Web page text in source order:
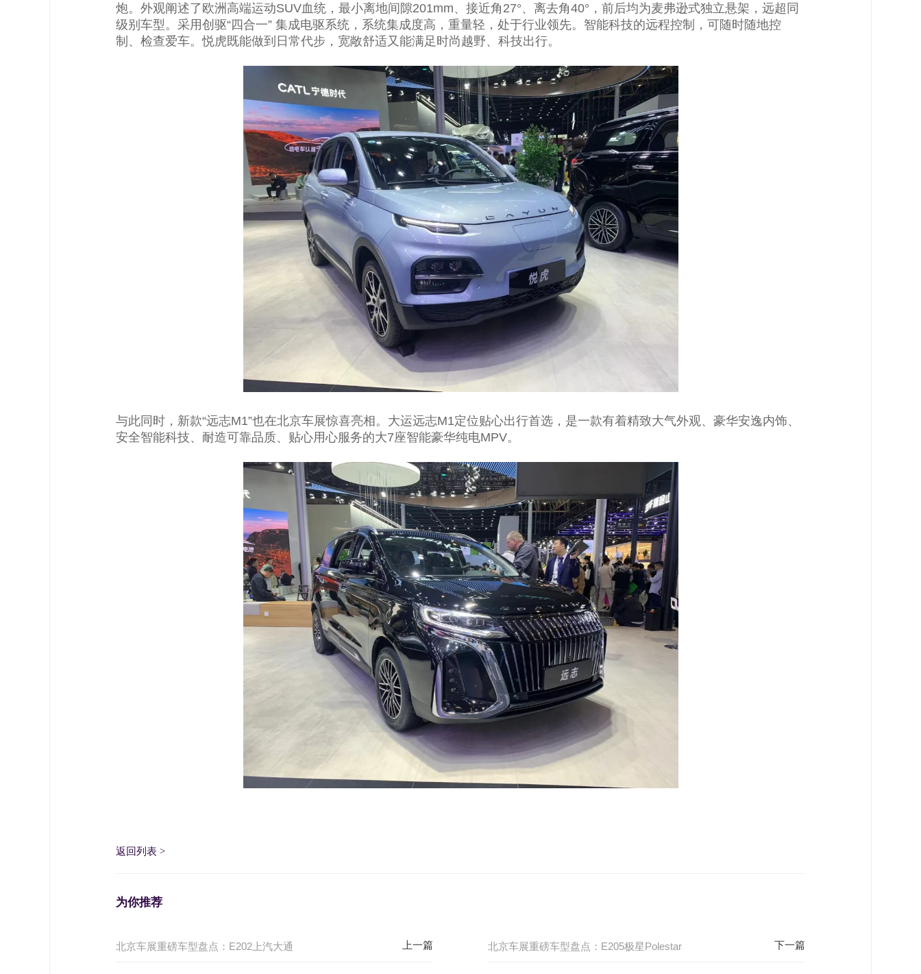
炮。外观阐述了欧洲高端运动SUV血统，最小离地间隙201mm、接近角27°、离去角40°，前后均为麦弗逊式独立悬架，远超同
级别车型。采用创驱“四合一” 集成电驱系统，系统集成度高，重量轻，处于行业领先。智能科技的远程控制，可随时随地控
制、检查爱车。悦虎既能做到日常代步，宽敞舒适又能满足时尚越野、科技出行。
与此同时，新款“远志M1”也在北京车展惊喜亮相。大运远志M1定位贴心出行首选，是一款有着精致大气外观、豪华安逸内饰、
安全智能科技、耐造可靠品质、贴心用心服务的大7座智能豪华纯电MPV。
返回列表 >
为你推荐
北京车展重磅车型盘点：E202上汽大通 北京车展重磅车型盘点：E205极星Polestar